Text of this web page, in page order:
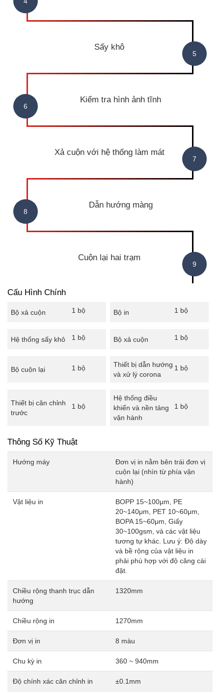
Sấy khô
Kiểm tra hình ảnh tĩnh
Xả cuộn với hệ thống làm mát
Dẫn hướng màng
Cuộn lại hai trạm
Cấu Hình Chính
Bộ xả cuộn 1 bộ Bộ in 1 bộ
Hệ thống sấy khô 1 bộ Bộ xả cuộn 1 bộ
Bộ cuộn lại 1 bộ
Thiết bị dẫn hướng
và xử lý corona
1 bộ
Thiết bị căn chỉnh
trước
1 bộ
Hệ thống điều
khiển và nền tảng
vận hành
1 bộ
Thông Số Kỹ Thuật
Hướng máy
Đơn vị in nằm bên trái đơn vị
cuộn lại (nhìn từ phía vận
hành)
Vật liệu in
BOPP 15~100μm, PE
20~140μm, PET 10~60μm,
BOPA 15~60μm, Giấy
30~100gsm, và các vật liệu
tương tự khác. Lưu ý: Độ dày
và bề rộng của vật liệu in
phải phù hợp với độ căng cài
đặt.
Chiều rộng thanh trục dẫn
hướng
1320mm
Chiều rộng in 1270mm
Đơn vị in 8 màu
Chu kỳ in 360 ~ 940mm
Độ chính xác căn chỉnh in ±0.1mm